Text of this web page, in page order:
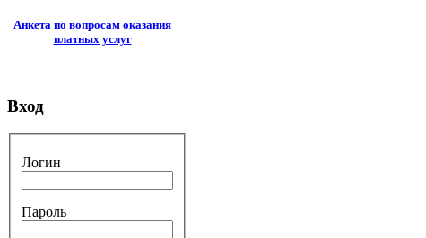
Анкета по вопросам оказания
платных услуг
Вход
Логин
Пароль